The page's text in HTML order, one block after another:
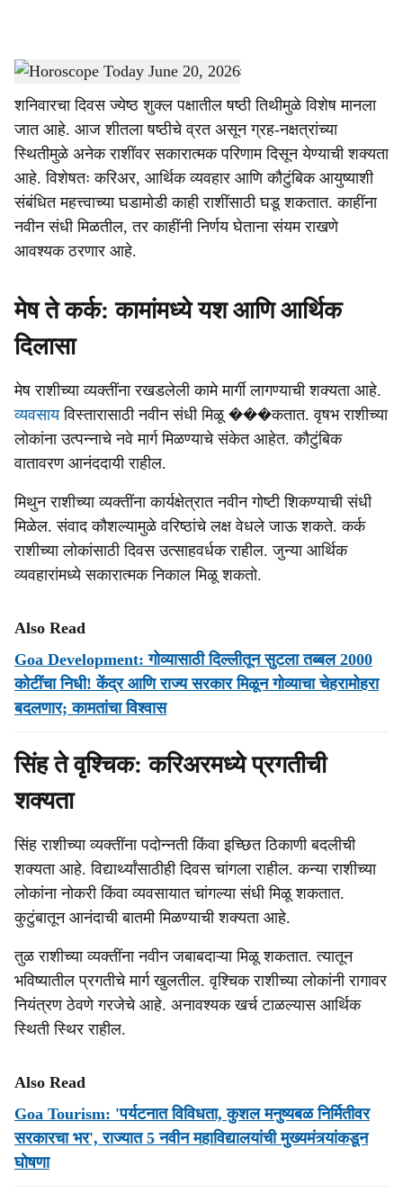
a
r
e
Horoscope Today June 20, 2026 -Dainik Gomantak
शनिवारचा दिवस ज्येष्ठ शुक्ल पक्षातील षष्ठी तिथीमुळे विशेष मानला
जात आहे. आज शीतला षष्ठीचे व्रत असून ग्रह-नक्षत्रांच्या
स्थितीमुळे अनेक राशींवर सकारात्मक परिणाम दिसून येण्याची शक्यता
आहे. विशेषतः करिअर, आर्थिक व्यवहार आणि कौटुंबिक आयुष्याशी
संबंधित महत्त्वाच्या घडामोडी काही राशींसाठी घडू शकतात. काहींना
नवीन संधी मिळतील, तर काहींनी निर्णय घेताना संयम राखणे
आवश्यक ठरणार आहे.
मेष ते कर्क: कामांमध्ये यश आणि आर्थिक
दिलासा
मेष राशीच्या व्यक्तींना रखडलेली कामे मार्गी लागण्याची शक्यता आहे.
व्यवसायविस्तारासाठी नवीन संधी मिळू ���कतात. वृषभ राशीच्या
लोकांना उत्पन्नाचे नवे मार्ग मिळण्याचे संकेत आहेत. कौटुंबिक
वातावरण आनंददायी राहील.
मिथुन राशीच्या व्यक्तींना कार्यक्षेत्रात नवीन गोष्टी शिकण्याची संधी
मिळेल. संवाद कौशल्यामुळे वरिष्ठांचे लक्ष वेधले जाऊ शकते. कर्क
राशीच्या लोकांसाठी दिवस उत्साहवर्धक राहील. जुन्या आर्थिक
व्यवहारांमध्ये सकारात्मक निकाल मिळू शकतो.
Also Read
Goa Development: गोव्यासाठी दिल्लीतून सुटला तब्बल 2000
कोटींचा निधी! केंद्र आणि राज्य सरकार मिळून गोव्याचा चेहरामोहरा
बदलणार; कामतांचा विश्वास
सिंह ते वृश्चिक: करिअरमध्ये प्रगतीची
शक्यता
सिंह राशीच्या व्यक्तींना पदोन्नती किंवा इच्छित ठिकाणी बदलीची
शक्यता आहे. विद्यार्थ्यांसाठीही दिवस चांगला राहील. कन्या राशीच्या
लोकांना नोकरी किंवा व्यवसायात चांगल्या संधी मिळू शकतात.
कुटुंबातून आनंदाची बातमी मिळण्याची शक्यता आहे.
तुळ राशीच्या व्यक्तींना नवीन जबाबदाऱ्या मिळू शकतात. त्यातून
भविष्यातील प्रगतीचे मार्ग खुलतील. वृश्चिक राशीच्या लोकांनी रागावर
नियंत्रण ठेवणे गरजेचे आहे. अनावश्यक खर्च टाळल्यास आर्थिक
स्थिती स्थिर राहील.
Also Read
Goa Tourism: 'पर्यटनात विविधता, कुशल मनुष्यबळ निर्मितीवर
सरकारचा भर', राज्यात 5 नवीन महाविद्यालयांची मुख्यमंत्र्यांकडून
घोषणा